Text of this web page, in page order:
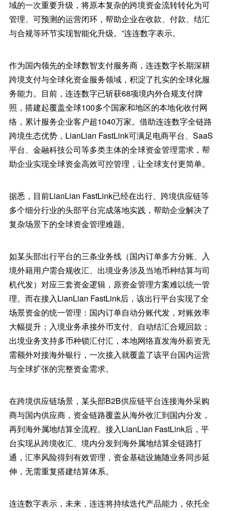
域的一次重要升级，将原本复杂的跨境资金流转转化为可
管理、可预测的运营闭环，帮助企业在收款、付款、结汇
与合规等环节实现智能化升级。”连连数字表示。
作为国内领先的全球数智支付服务商，连连数字长期深耕
跨境支付与全球化资金服务领域，积淀了扎实的全球化服
务能力。目前，连连数字已斩获68项境内外合规支付牌
照，搭建起覆盖全球100多个国家和地区的本地化收付网
络，累计服务企业客户超1040万家。借助连连数字全链路
跨境生态优势，LianLian FastLink可满足电商平台、SaaS
平台、金融科技公司等多类主体的全球资金管理需求，帮
助企业实现全球资金高效可控管理，让全球支付更简单。
据悉，目前LianLian FastLink已经在出行、跨境供应链等
多个细分行业的头部平台完成落地实践，帮助企业解决了
复杂场景下的全球资金管理难题。
如某头部出行平台的三条业务线（国内订单多方分账、入
境外籍用户需合规收汇、出境业务涉及当地币种结算与司
机代发）对应三套资金逻辑，原资金管理方案难以统一管
理。而在接入LianLian FastLink后，该出行平台实现了全
场景资金的统一管理：国内订单自动分账代发，对账效率
大幅提升；入境业务承接外币支付、自动结汇合规回款；
出境业务支持多币种锁汇付汇，本地网络直发海外薪资无
需额外对接海外银行，一次接入就覆盖了该平台国内运营
与全球扩张的完整资金需求。
在跨境供应链场景，某头部B2B供应链平台连接海外采购
商与国内供应商，资金链路覆盖从海外收汇到国内分发，
再到海外属地结算全流程。接入LianLian FastLink后，平
台实现从跨境收汇、境内分发到海外属地结算全链路打
通，汇率风险得到有效管理，资金基础设施随业务同步延
伸，无需重复搭建结算体系。
连连数字表示，未来，连连将持续迭代产品能力，依托全